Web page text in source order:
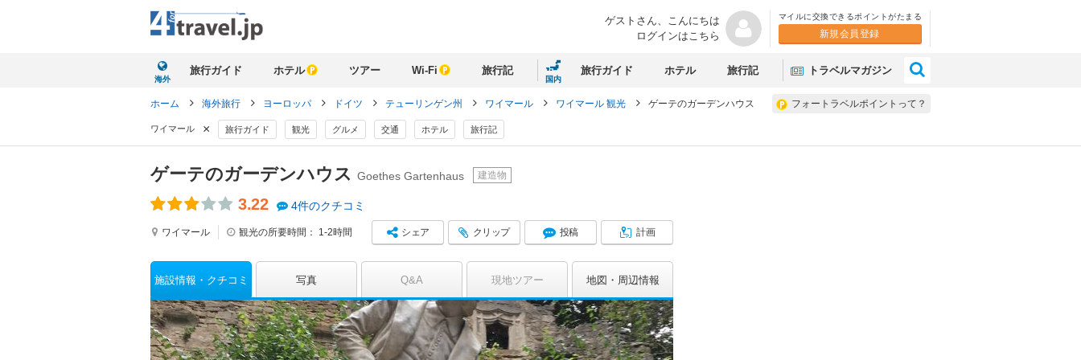
ゲストさん、 こんにちは
ログインはこちら
マイルに交換できるポイントがたまる
新規会員登録
海外
旅行ガイド ホテル ツアー Wi-Fi 旅行記
国内
旅行ガイド ホテル 旅行記 トラベルマガジン
フォートラベルポイントって？
ホーム 海外旅行 ヨーロッパ ドイツ テューリンゲン州 ワイマール ワイマール 観光 ゲーテのガーデンハウス
ワイマール × 旅行ガイド 観光 グルメ 交通 ホテル 旅行記
ゲーテのガーデンハウス Goethes Gartenhaus 建造物
3.22 4件のクチコミ
ワイマール 観光の所要時間： 1-2時間 シェア クリップ 投稿 計画
施設情報 クチコミ 写真 Q&A 現地ツアー 地図 周辺情報